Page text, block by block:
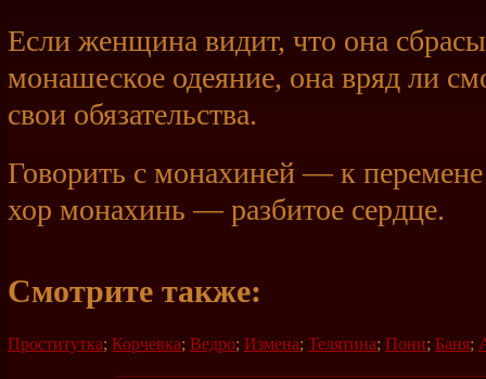
Если женщина видит, что она
монашеское одеяние, она вряд ли
свои обязательства.
Говорить с монахиней — к
хор монахинь — разбитое сердце.
Смотрите также:
Проститутка; Корчевка; Ведро; Измена; Телятина; Пони; Баня;